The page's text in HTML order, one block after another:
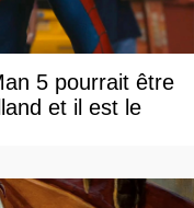
5 pourrait être
et il est le